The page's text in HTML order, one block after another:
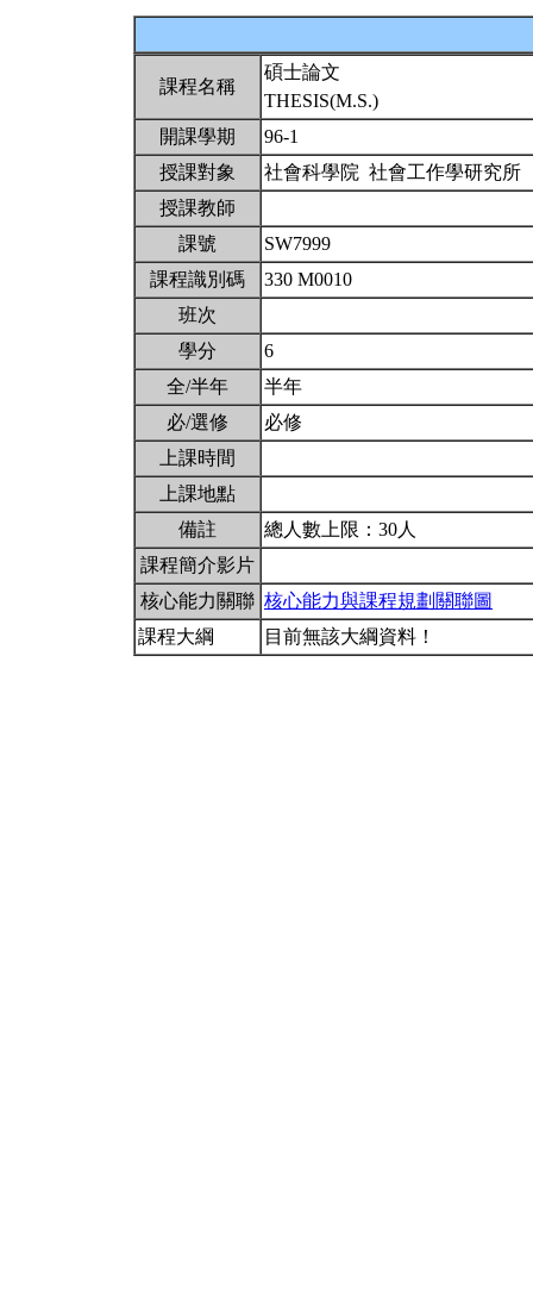
課程名稱
碩士論文
THESIS(M.S.)
開課學期
96-1
授課對象
社會科學院 社會工作學研究所
授課教師
課號
SW7999
課程識別碼
330 M0010
班次
學分
6
全/半年
半年
必/選修
必修
上課時間
上課地點
備註
總人數上限：30人
課程簡介影片
核心能力關聯 核心能力與課程規劃關聯圖
課程大綱
目前無該大綱資料！